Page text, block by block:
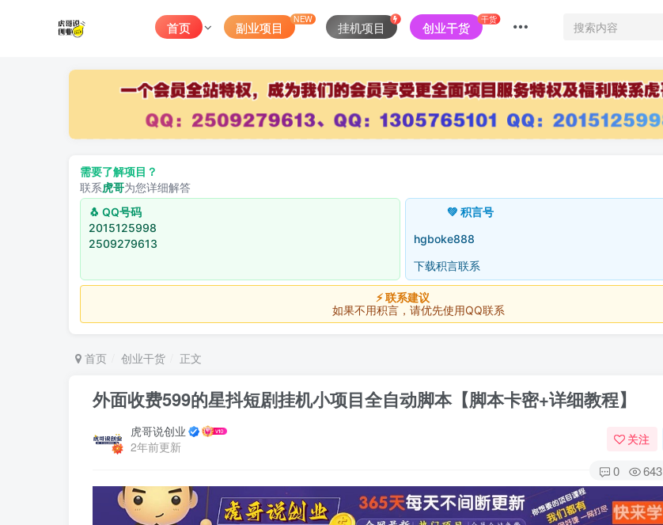
首页 副业项目
NEW
挂机项目 创业干货
干货
需要了解项目？
联系虎哥为您详细解答
🐧 QQ号码
2015125998
2509279613
💚 积言号
hgboke888
下载积言联系
⚡ 联系建议
如果不用积言，请优先使用QQ联系
首页 创业干货 正文
外面收费599的星抖短剧挂机小项目全自动脚本【脚本卡密+详细教程】
虎哥说创业
2年前更新
关注
0 643